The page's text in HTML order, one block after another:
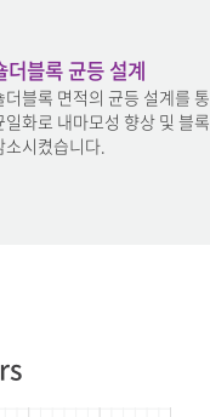
더블록 균등 설계
더블록 면적의 균등 설계를
일화로 내마모성 향상 및 블
소시켰습니다.